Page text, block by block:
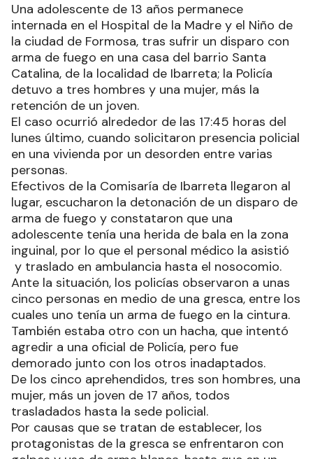
Una adolescente de 13 años permanece
internada en el Hospital de la Madre y el Niño de
la ciudad de Formosa, tras sufrir un disparo con
arma de fuego en una casa del barrio Santa
Catalina, de la localidad de Ibarreta; la Policía
detuvo a tres hombres y una mujer, más la
retención de un joven.
El caso ocurrió alrededor de las 17:45 horas del
lunes último, cuando solicitaron presencia policial
en una vivienda por un desorden entre varias
personas.
Efectivos de la Comisaría de Ibarreta llegaron al
lugar, escucharon la detonación de un disparo de
arma de fuego y constataron que una
adolescente tenía una herida de bala en la zona
inguinal, por lo que el personal médico la asistió
y traslado en ambulancia hasta el nosocomio.
Ante la situación, los policías observaron a unas
cinco personas en medio de una gresca, entre los
cuales uno tenía un arma de fuego en la cintura.
También estaba otro con un hacha, que intentó
agredir a una oficial de Policía, pero fue
demorado junto con los otros inadaptados.
De los cinco aprehendidos, tres son hombres, una
mujer, más un joven de 17 años, todos
trasladados hasta la sede policial.
Por causas que se tratan de establecer, los
protagonistas de la gresca se enfrentaron con